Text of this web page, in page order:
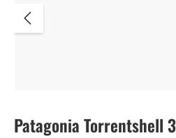
Patagonia Torrentshell